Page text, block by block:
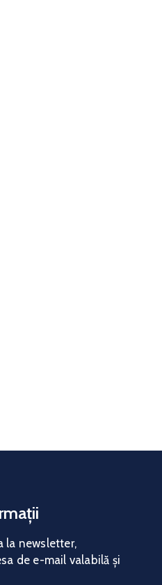
la newsletter,
de e-mail valabilă și